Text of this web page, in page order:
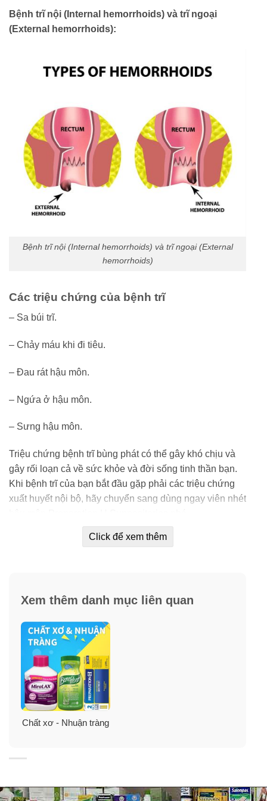
Bệnh trĩ nội (Internal hemorrhoids) và trĩ ngoại
(External hemorrhoids):
Bệnh trĩ nội (Internal hemorrhoids) và trĩ ngoại (External
hemorrhoids)
Các triệu chứng của bệnh trĩ
– Sa búi trĩ.
– Chảy máu khi đi tiêu.
– Đau rát hậu môn.
– Ngứa ở hậu môn.
– Sưng hậu môn.
Triệu chứng bệnh trĩ bùng phát có thể gây khó chịu và
gây rối loạn cả về sức khỏe và đời sống tinh thần bạn.
Khi bệnh trĩ của bạn bắt đầu gặp phải các triệu chứng
xuất huyết nội bộ, hãy chuyển sang dùng ngay viên nhét
Viên nhét hậu môn Preparation H Suppositories này
giúp bạn thoải mái nghỉ ngơi vì nó làm giảm sưng bên
Nếu như bạn đã áp dụng các biện pháp cải thiện bệnh
trĩ nhưng vẫn cảm thấy không thể khỏi hẳn. Bạn cần
viên nhét hậu môn Preparation H này để làm giảm các
triệu chứng tái phát hành hạ bạn. Viên nhét đít này là
thương hiệu số 1 được các bác sĩ chuyên về trĩ khuyên
dùng.
Click để xem thêm
Xem thêm danh mục liên quan
Chất xơ - Nhuận tràng